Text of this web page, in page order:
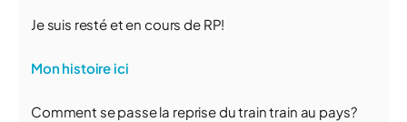
Je suis resté et en cours de RP!
Mon histoire ici
Comment se passe la reprise du train train au pays?